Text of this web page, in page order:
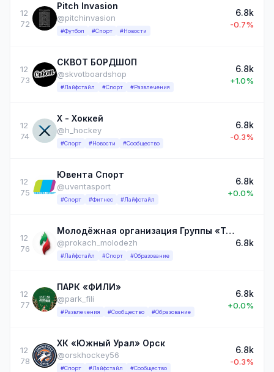
12
72
Pitch Invasion
@pitchinvasion
#Футбол #Спорт #Новости
6.8k
-0.7%
12
73
СКВОТ БОРДШОП
@skvotboardshop
#Лайфстайл #Спорт #Развлечения
6.8k
+1.0%
12
74
Х - Хоккей
@h_hockey
#Спорт #Новости #Сообщество
6.8k
-0.3%
12
75
Ювента Спорт
@uventasport
#Спорт #Фитнес #Лайфстайл
6.8k
+0.0%
12
76
Молодёжная организация Группы «Татнефть»
@prokach_molodezh
#Лайфстайл #Спорт #Образование
6.8k
12
77
ПАРК «ФИЛИ»
@park_fili
#Развлечения #Сообщество #Образование
6.8k
+0.0%
12
78
ХК «Южный Урал» Орск
@orskhockey56
#Спорт #Лайфстайл #Сообщество
6.8k
-0.3%